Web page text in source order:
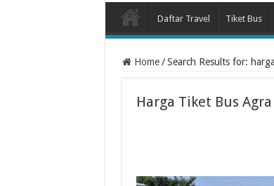
Daftar Travel Tiket Bus
Home / Search Results for:
Harga Tiket Bus